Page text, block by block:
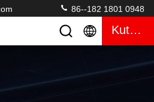
86--182 1801 0948
Kutipan